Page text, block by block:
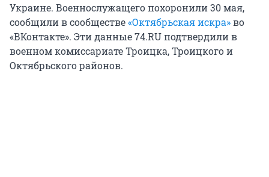
Украине. Военнослужащего похоронили 30 мая,
сообщили в сообществе«Октябрьская искра»во
«ВКонтакте». Эти данные 74.RU подтвердили в
военном комиссариате Троицка, Троицкого и
Октябрьского районов.